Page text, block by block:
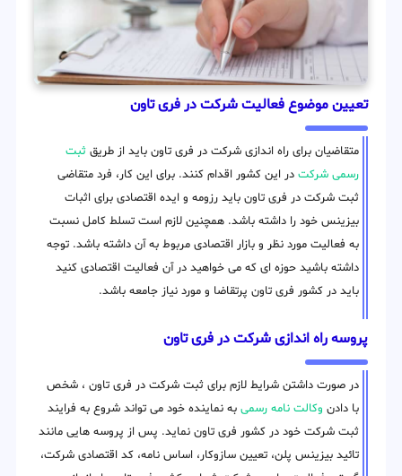
تعیین موضوع فعالیت شرکت در فری تاون
متقاضیان برای راه اندازی شرکت در فری تاون باید از طریق ثبت
رسمی شرکت در این کشور اقدام کنند. برای این کار، فرد متقاضی
ثبت شرکت در فری تاون باید رزومه و ایده اقتصادی برای اثبات
بیزینس خود را داشته باشد. همچنین لازم است تسلط کامل نسبت
به فعالیت مورد نظر و بازار اقتصادی مربوط به آن داشته باشد. توجه
داشته باشید حوزه ای که می خواهید در آن فعالیت اقتصادی کنید
باید در کشور فری تاون پرتقاضا و مورد نیاز جامعه باشد.
پروسه راه اندازی شرکت در فری تاون
در صورت داشتن شرایط لازم برای ثبت شرکت در فری تاون ، شخص
با دادن وکالت نامه رسمی به نماینده خود می تواند شروع به فرایند
ثبت شرکت خود در کشور فری تاون نماید. پس از پروسه هایی مانند
تائید بیزینس پلن، تعیین سازوکار، اساس نامه، کد اقتصادی شرکت،